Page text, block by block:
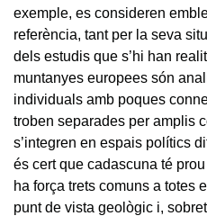
exemple, es consideren
referència, tant per la seva
dels estudis que s’hi han
muntanyes europees són
individuals amb poques
troben separades per amplis
s’integren en espais polítics
és cert que cadascuna té
ha força trets comuns a totes
punt de vista geològic i,